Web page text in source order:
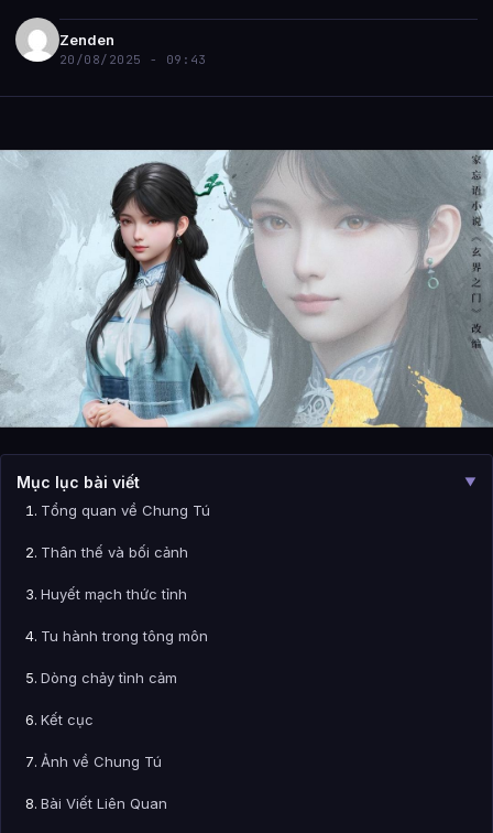
Zenden
20/08/2025 - 09:43
Mục lục bài viết ▼
Tổng quan về Chung Tú
Thân thế và bối cảnh
Huyết mạch thức tỉnh
Tu hành trong tông môn
Dòng chảy tình cảm
Kết cục
Ảnh về Chung Tú
Bài Viết Liên Quan